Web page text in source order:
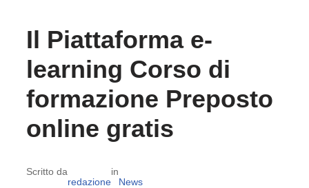
Il Piattaforma e-
learning Corso di
formazione Preposto
online gratis
Scritto da
redazione
in
News